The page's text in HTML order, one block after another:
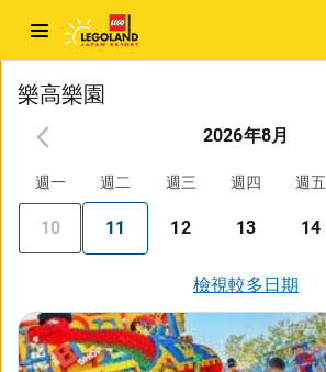
樂高樂園
2026年8月
週一 週二 週三 週四 週五
10 11 12 13 14
檢視較多日期